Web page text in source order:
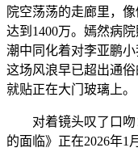
院空荡荡的走廊里，
达到1400万。嫣然病
潮中同化着对李亚鹏
这场风浪早已超出通
就贴正在大门玻璃上。
对着镜头叹了口吻
的面临》正在2026年1